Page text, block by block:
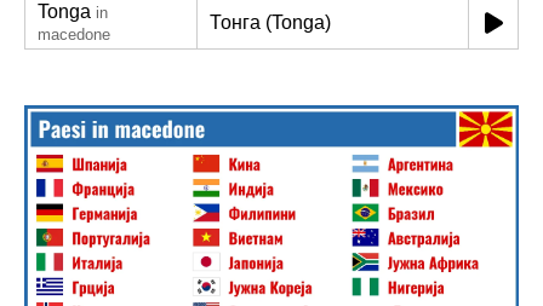
Tonga in
macedone
Тонга (Tonga)